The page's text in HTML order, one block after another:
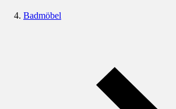
Badmöbel